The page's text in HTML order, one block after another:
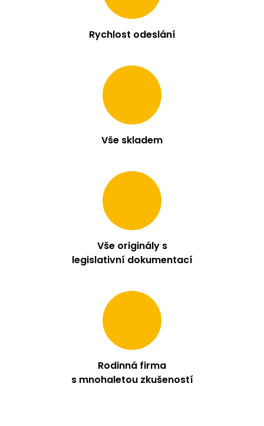
Rychlost odeslání
Vše skladem
Vše originály s
legislativní dokumentací
Rodinná firma
s mnohaletou zkušeností